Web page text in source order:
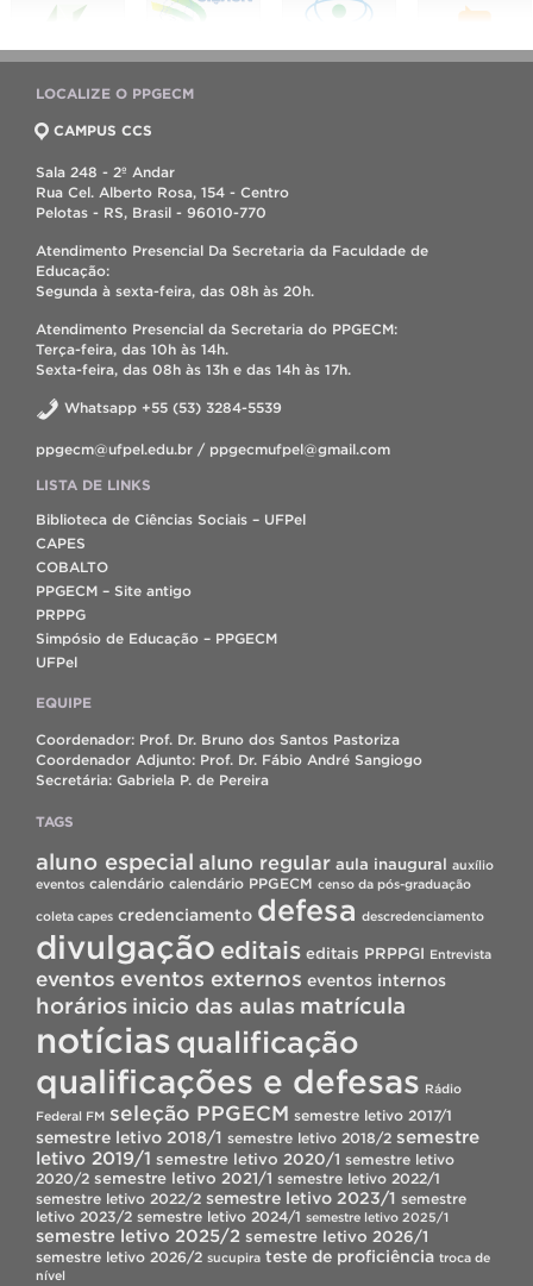
LOCALIZE O PPGECM
CAMPUS CCS
Sala 248 - 2º Andar
Rua Cel. Alberto Rosa, 154 - Centro
Pelotas - RS, Brasil - 96010-770
Atendimento Presencial Da Secretaria da Faculdade de
Educação:
Segunda à sexta-feira, das 08h às 20h.
Atendimento Presencial da Secretaria do PPGECM:
Terça-feira, das 10h às 14h.
Sexta-feira, das 08h às 13h e das 14h às 17h.
Whatsapp +55 (53) 3284-5539
ppgecm@ufpel.edu.br / ppgecmufpel@gmail.com
LISTA DE LINKS
Biblioteca de Ciências Sociais – UFPel
CAPES
COBALTO
PPGECM – Site antigo
PRPPG
Simpósio de Educação – PPGECM
UFPel
EQUIPE
Coordenador: Prof. Dr. Bruno dos Santos Pastoriza
Coordenador Adjunto: Prof. Dr. Fábio André Sangiogo
Secretária: Gabriela P. de Pereira
TAGS
aluno especial aluno regular aula inaugural auxílio
eventos calendário calendário PPGECM censo da pós-graduação
coleta capes credenciamento defesa descredenciamento
divulgação editais editais PRPPGI Entrevista
eventos eventos externos eventos internos
horários inicio das aulas matrícula
notícias qualificação
qualificações e defesas Rádio
Federal FM seleção PPGECM semestre letivo 2017/1
semestre letivo 2018/1 semestre letivo 2018/2 semestre
letivo 2019/1 semestre letivo 2020/1 semestre letivo
2020/2 semestre letivo 2021/1 semestre letivo 2022/1
semestre letivo 2022/2 semestre letivo 2023/1 semestre
letivo 2023/2 semestre letivo 2024/1 semestre letivo 2025/1
semestre letivo 2025/2 semestre letivo 2026/1
semestre letivo 2026/2 sucupira teste de proficiência troca de
nível